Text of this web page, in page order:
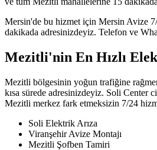
Mersin'de bu hizmet için Mersin Avize
dakikada adresinizdeyiz. Telefon ve
Mezitli'nin En Hızlı
Mezitli bölgesinin yoğun trafiğine
kısa sürede adresinizdeyiz. Soli Center
Mezitli merkez fark etmeksizin 7/24
Soli Elektrik Arıza
Viranşehir Avize Montajı
Mezitli Şofben Tamiri